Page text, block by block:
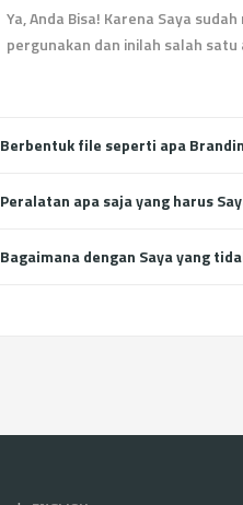
Ya, Anda Bisa! Karena Saya
pergunakan dan inilah salah
Berbentuk file seperti apa
Peralatan apa saja yang harus
Bagaimana dengan Saya yang